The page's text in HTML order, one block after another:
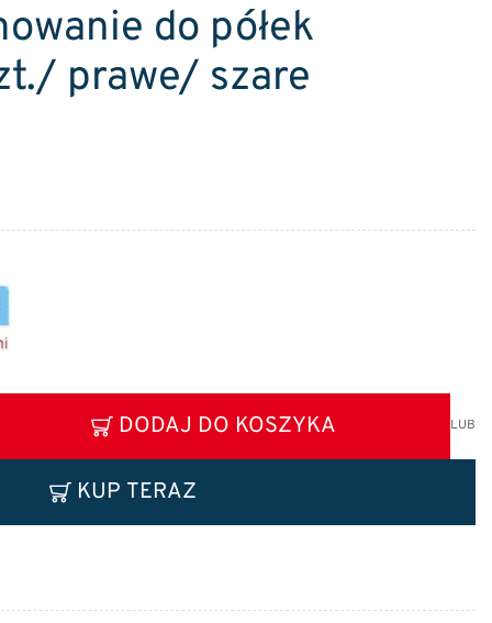
do półek
prawe/ szare
DODAJ DO KOSZYKA LUB
KUP TERAZ